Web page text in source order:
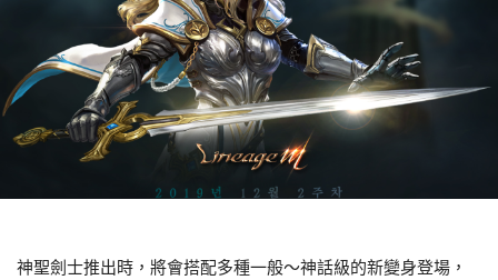
神聖劍士推出時，將會搭配多種一般～神話級的新變身登場，